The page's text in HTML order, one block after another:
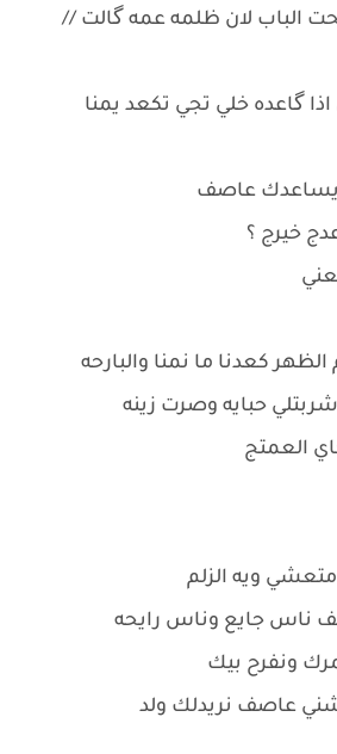
الباب لان ظلمه عمه گالت //
گاعده خلي تجي تكعد يمنا
يساعدك عاصف
خيرج ؟
كعدنا ما نمنا والبارحه
حبايه وصرت زينه
العمتج
ويه الزلم
ناس جايع وناس رايحه
ونفرح بيك
عاصف نريدلك ولد